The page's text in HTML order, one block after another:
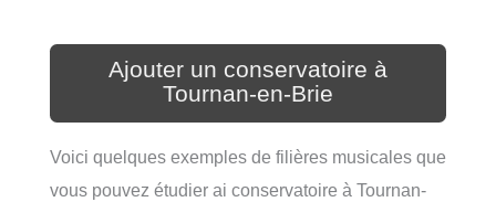
Ajouter un conservatoire à
Tournan-en-Brie
Voici quelques exemples de filières musicales que
vous pouvez étudier ai conservatoire à Tournan-